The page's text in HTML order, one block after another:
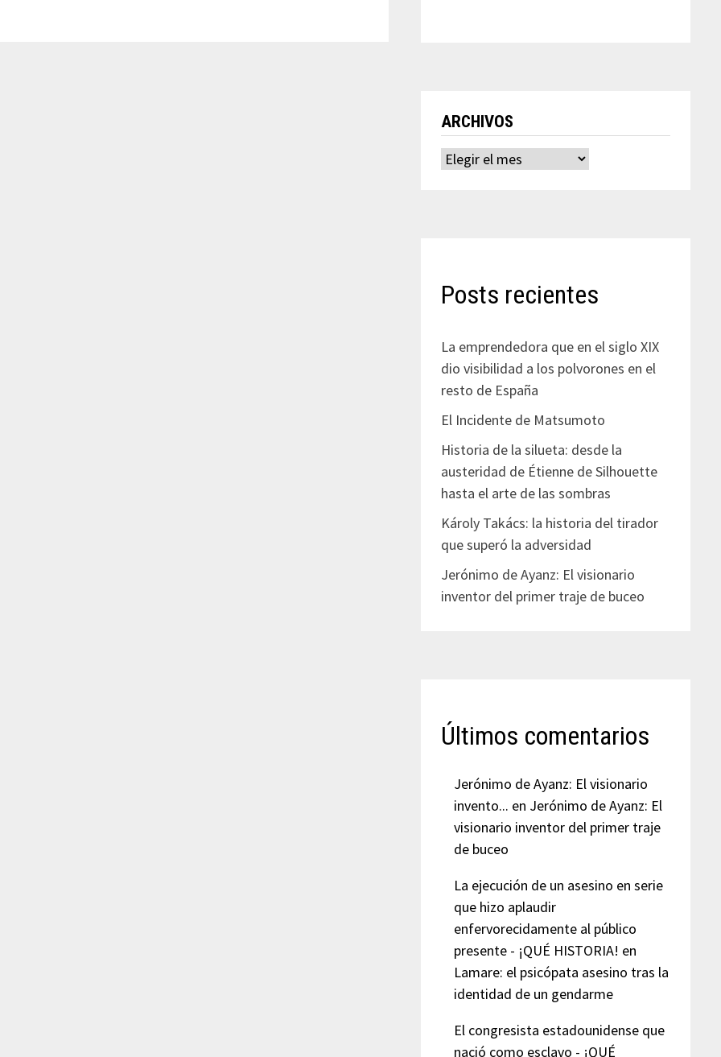
ARCHIVOS
Archivos
Posts recientes
La emprendedora que en el siglo XIX
dio visibilidad a los polvorones en el
resto de España
El Incidente de Matsumoto
Historia de la silueta: desde la
austeridad de Étienne de Silhouette
hasta el arte de las sombras
Károly Takács: la historia del tirador
que superó la adversidad
Jerónimo de Ayanz: El visionario
inventor del primer traje de buceo
Últimos comentarios
Jerónimo de Ayanz: El visionario
invento... en Jerónimo de Ayanz: El
visionario inventor del primer traje
de buceo
La ejecución de un asesino en serie
que hizo aplaudir
enfervorecidamente al público
presente - ¡QUÉ HISTORIA! en
Lamare: el psicópata asesino tras la
identidad de un gendarme
El congresista estadounidense que
nació como esclavo - ¡QUÉ